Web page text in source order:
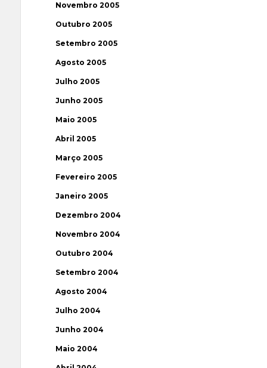
Novembro 2005
Outubro 2005
Setembro 2005
Agosto 2005
Julho 2005
Junho 2005
Maio 2005
Abril 2005
Março 2005
Fevereiro 2005
Janeiro 2005
Dezembro 2004
Novembro 2004
Outubro 2004
Setembro 2004
Agosto 2004
Julho 2004
Junho 2004
Maio 2004